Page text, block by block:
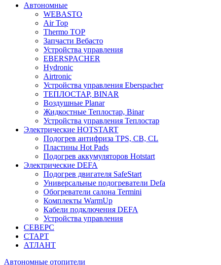
Автономные
WEBASTO
Air Top
Thermo TOP
Запчасти Вебасто
Устройства управления
EBERSPACHER
Hydronic
Airtronic
Устройства управления Eberspacher
ТЕПЛОСТАР, BINAR
Воздушные Planar
Жидкостные Теплостар, Binar
Устройства управления Теплостар
Электрические HOTSTART
Подогрев антифриза TPS, CB, CL
Пластины Hot Pads
Подогрев аккумуляторов Hotstart
Электрические DEFA
Подогрев двигателя SafeStart
Универсальные подогреватели Defa
Обогреватели салона Termini
Комплекты WarmUp
Кабели подключения DEFA
Устройства управления
СЕВЕРС
СТАРТ
АТЛАНТ
Автономные отопители